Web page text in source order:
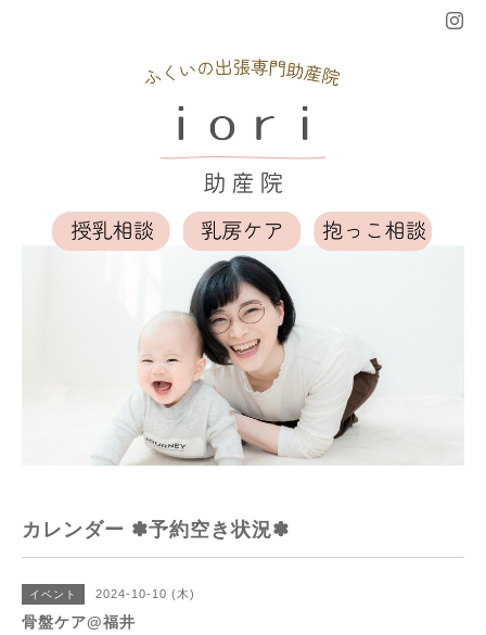
カレンダー ✽予約空き状況✽
イベント 2024-10-10 (木)
骨盤ケア@福井